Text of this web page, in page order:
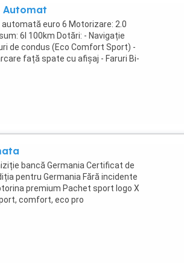
Automat
automată euro 6 Motorizare: 2.0
6l 100km Dotări: - Navigație
de condus (Eco Comfort Sport) -
față spate cu afișaj - Faruri Bi-
bancă Germania Certificat de
pentru Germania Fără incidente
premium Pachet sport logo X
comfort, eco pro